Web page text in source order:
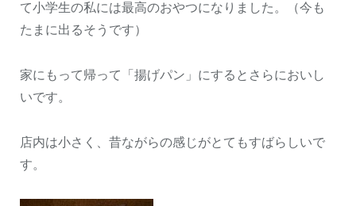
て小学生の私には最高のおやつになりました。（今も
たまに出るそうです）
家にもって帰って「揚げパン」にするとさらにおいし
いです。
店内は小さく、昔ながらの感じがとてもすばらしいで
す。